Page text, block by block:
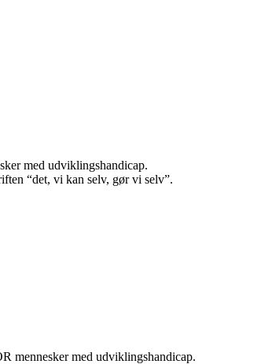
med udviklingshandicap.
“det, vi kan selv, gør vi selv”.
mennesker med udviklingshandicap.